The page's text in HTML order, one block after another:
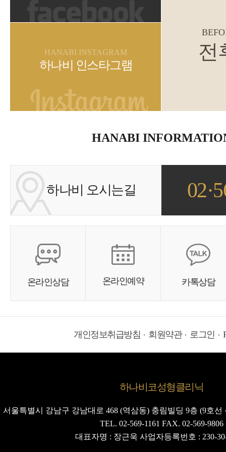
HANABI INSTAGRAM
하나비 인스타그램
전
HANABI
하나비 오시는길
온라인상담 온라인예약 카톡상담
개인정보취급방침 회원약관 로그인
하나비코성형클리닉
서울특별시 강남구 강남대로 468 (역삼동) 충림빌딩 9층 (9호
TEL. 02-569-1161 FAX. 02-569-9806
대표자명 : 장근욱 사업자등록번호 : 230-